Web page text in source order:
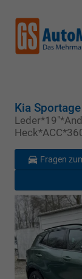
Kia Sportage
Fragen